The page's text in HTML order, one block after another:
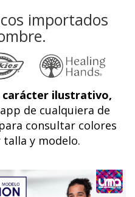
importados
carácter ilustrativo,
de cualquiera de
consultar colores
y modelo.